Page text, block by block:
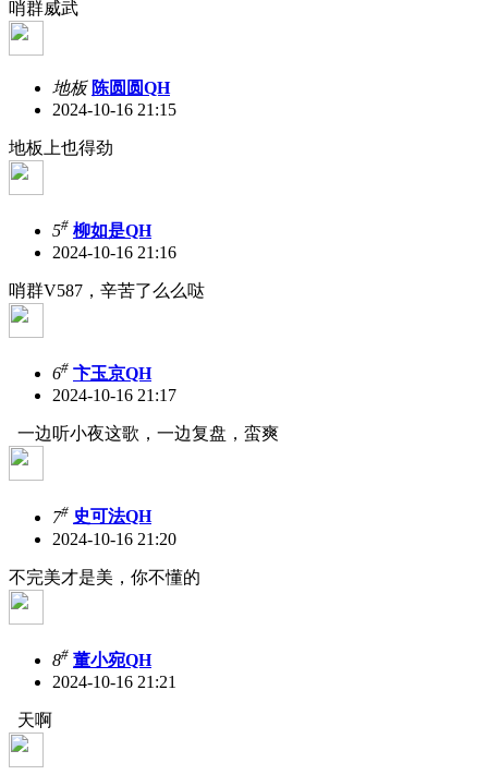
哨群威武
地板 陈圆圆QH
2024-10-16 21:15
地板上也得劲
5# 柳如是QH
2024-10-16 21:16
哨群V587，辛苦了么么哒
6# 卞玉京QH
2024-10-16 21:17
一边听小夜这歌，一边复盘，蛮爽
7# 史可法QH
2024-10-16 21:20
不完美才是美，你不懂的
8# 董小宛QH
2024-10-16 21:21
天啊